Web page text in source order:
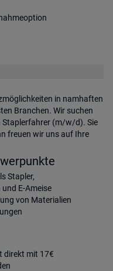
in namhaften
Branchen. Wir suchen
Staplerfahrer (m/w/d). Sie
freuen wir uns auf Ihre
Stapler,
E-Ameise
von Materialien
direkt mit 17€